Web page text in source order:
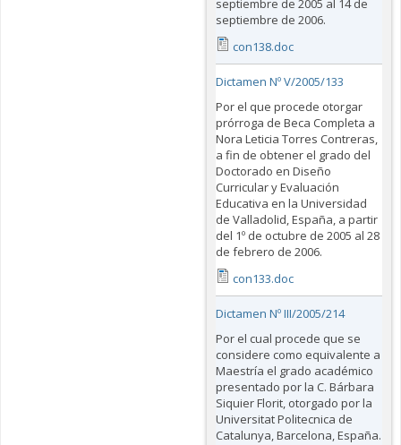
septiembre de 2005 al 14 de
septiembre de 2006.
con138.doc
Dictamen Nº V/2005/133
Por el que procede otorgar
prórroga de Beca Completa a
Nora Leticia Torres Contreras,
a fin de obtener el grado del
Doctorado en Diseño
Curricular y Evaluación
Educativa en la Universidad
de Valladolid, España, a partir
del 1º de octubre de 2005 al 28
de febrero de 2006.
con133.doc
Dictamen Nº III/2005/214
Por el cual procede que se
considere como equivalente a
Maestría el grado académico
presentado por la C. Bárbara
Siquier Florit, otorgado por la
Universitat Politecnica de
Catalunya, Barcelona, España.